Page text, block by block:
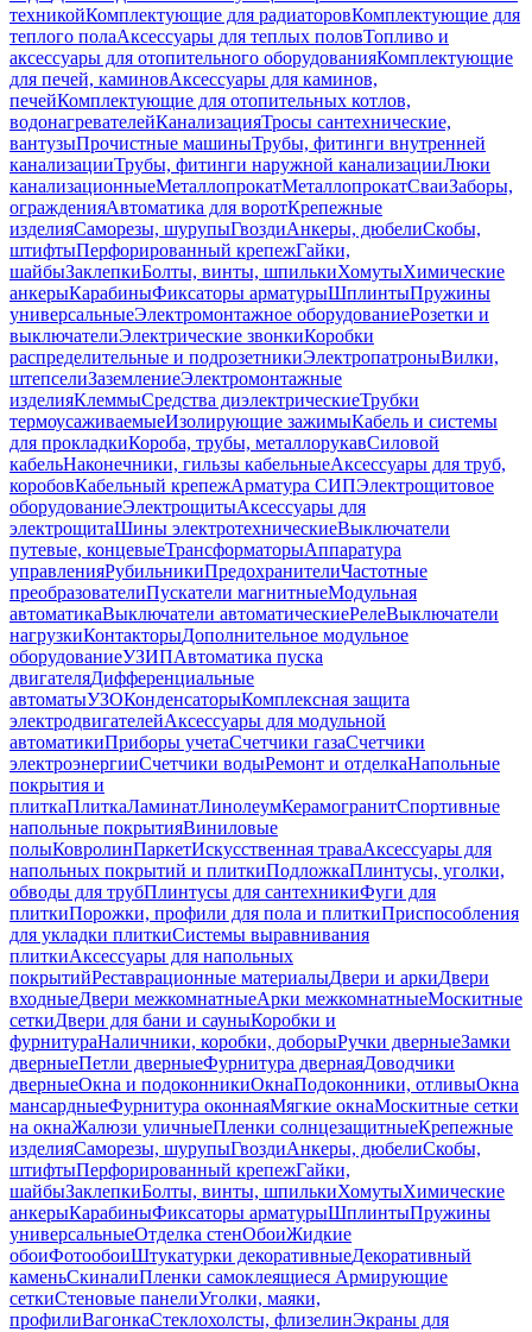
техникойКомплектующие для радиаторовКомплектующие для
теплого полаАксессуары для теплых половТопливо и
аксессуары для отопительного оборудованияКомплектующие
для печей, каминовАксессуары для каминов,
печейКомплектующие для отопительных котлов,
водонагревателейКанализацияТросы сантехнические,
вантузыПрочистные машиныТрубы, фитинги внутренней
канализацииТрубы, фитинги наружной канализацииЛюки
канализационныеМеталлопрокатМеталлопрокатСваиЗаборы,
огражденияАвтоматика для воротКрепежные
изделияСаморезы, шурупыГвоздиАнкеры, дюбелиСкобы,
штифтыПерфорированный крепежГайки,
шайбыЗаклепкиБолты, винты, шпилькиХомутыХимические
анкерыКарабиныФиксаторы арматурыШплинтыПружины
универсальныеЭлектромонтажное оборудованиеРозетки и
выключателиЭлектрические звонкиКоробки
распределительные и подрозетникиЭлектропатроныВилки,
штепселиЗаземлениеЭлектромонтажные
изделияКлеммыСредства диэлектрическиеТрубки
термоусаживаемыеИзолирующие зажимыКабель и системы
для прокладкиКороба, трубы, металлорукавСиловой
кабельНаконечники, гильзы кабельныеАксессуары для труб,
коробовКабельный крепежАрматура СИПЭлектрощитовое
оборудованиеЭлектрощитыАксессуары для
электрощитаШины электротехническиеВыключатели
путевые, концевыеТрансформаторыАппаратура
управленияРубильникиПредохранителиЧастотные
преобразователиПускатели магнитныеМодульная
автоматикаВыключатели автоматическиеРелеВыключатели
нагрузкиКонтакторыДополнительное модульное
оборудованиеУЗИПАвтоматика пуска
двигателяДифференциальные
автоматыУЗОКонденсаторыКомплексная защита
электродвигателейАксессуары для модульной
автоматикиПриборы учетаСчетчики газаСчетчики
электроэнергииСчетчики водыРемонт и отделкаНапольные
покрытия и
плиткаПлиткаЛаминатЛинолеумКерамогранитСпортивные
напольные покрытияВиниловые
полыКовролинПаркетИскусственная траваАксессуары для
напольных покрытий и плиткиПодложкаПлинтусы, уголки,
обводы для трубПлинтусы для сантехникиФуги для
плиткиПорожки, профили для пола и плиткиПриспособления
для укладки плиткиСистемы выравнивания
плиткиАксессуары для напольных
покрытийРеставрационные материалыДвери и аркиДвери
входныеДвери межкомнатныеАрки межкомнатныеМоскитные
сеткиДвери для бани и сауныКоробки и
фурнитураНаличники, коробки, доборыРучки дверныеЗамки
дверныеПетли дверныеФурнитура двернаяДоводчики
дверныеОкна и подоконникиОкнаПодоконники, отливыОкна
мансардныеФурнитура оконнаяМягкие окнаМоскитные сетки
на окнаЖалюзи уличныеПленки солнцезащитныеКрепежные
изделияСаморезы, шурупыГвоздиАнкеры, дюбелиСкобы,
штифтыПерфорированный крепежГайки,
шайбыЗаклепкиБолты, винты, шпилькиХомутыХимические
анкерыКарабиныФиксаторы арматурыШплинтыПружины
универсальныеОтделка стенОбоиЖидкие
обоиФотообоиШтукатурки декоративныеДекоративный
каменьСкиналиПленки самоклеящиеся Армирующие
сеткиСтеновые панелиУголки, маяки,
профилиВагонкаСтеклохолсты, флизелинЭкраны для